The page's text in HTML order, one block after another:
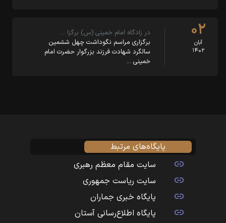
۰۲
آبان
۱۴۰۲
در زادگاه امام خمینی (س) برگزا …
برگزاری مراسم نگوداشت چهل ششمین
سالگرد شهادت فرزند بزرگوار حضرت امام
خمینی …
پایگاه‌های مرتبط
سایت مقام معظم رهبری
سایت ریاست جمهوری
پایگاه خبری جماران
پایگاه اطلاع‌رسانی آستان